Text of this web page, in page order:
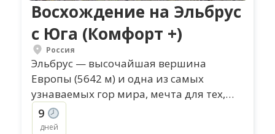
Восхождение на Эльбрус
с Юга (Комфорт +)
Россия
Эльбрус — высочайшая вершина
Европы (5642 м) и одна из самых
узнаваемых гор мира, мечта для тех,
кто хочет прикоснуться к настоящей
высоте и почувствовать...
9
дней